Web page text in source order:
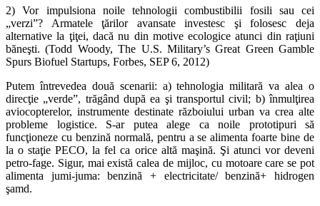
2) Vor impulsiona noile tehnologii combustibilii fosili sau cei
„verzi”? Armatele ţărilor avansate investesc şi folosesc deja
alternative la ţiţei, dacă nu din motive ecologice atunci din raţiuni
băneşti. (Todd Woody, The U.S. Military’s Great Green Gamble
Spurs Biofuel Startups, Forbes, SEP 6, 2012)
Putem întrevedea două scenarii: a) tehnologia militară va alea o
direcţie „verde”, trăgând după ea şi transportul civil; b) înmulţirea
aviocopterelor, instrumente destinate războiului urban va crea alte
probleme logistice. S-ar putea alege ca noile prototipuri să
funcţioneze cu benzină normală, pentru a se alimenta foarte bine de
la o staţie PECO, la fel ca orice altă maşină. Şi atunci vor deveni
petro-fage. Sigur, mai există calea de mijloc, cu motoare care se pot
alimenta jumi-juma: benzină + electricitate/ benzină+ hidrogen
şamd.